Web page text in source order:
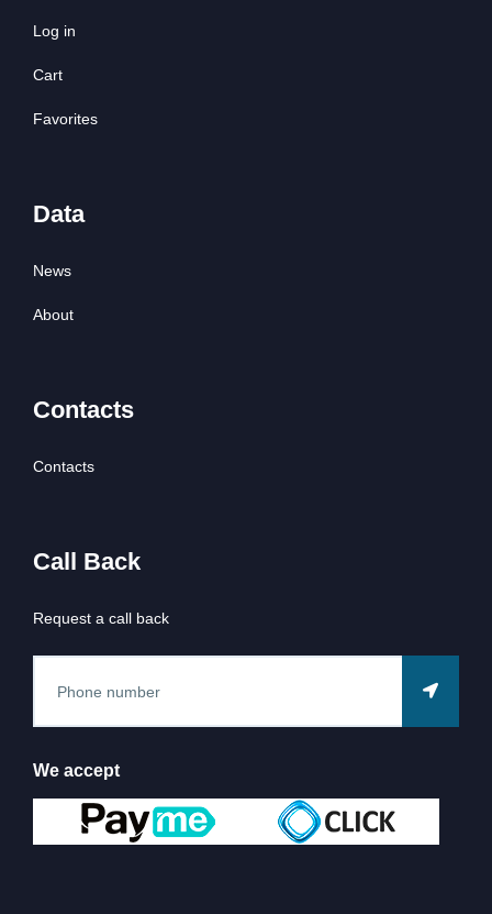
Log in
Cart
Favorites
Data
News
About
Contacts
Contacts
Call Back
Request a call back
We accept